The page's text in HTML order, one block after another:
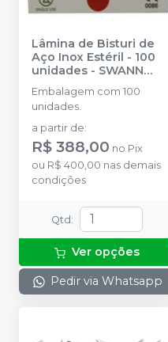
Lâmina de Bisturi de
Aço Inox Estéril - 100
unidades - SWANN
MORTON
Embalagem com 100
unidades.
a partir de:
R$ 388,00 no Pix
ou R$ 400,00 nas demais
condições
Qtd :
Ver opções
Pedir via Whatsapp